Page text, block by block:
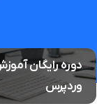
دوره رایگان
وردپرس